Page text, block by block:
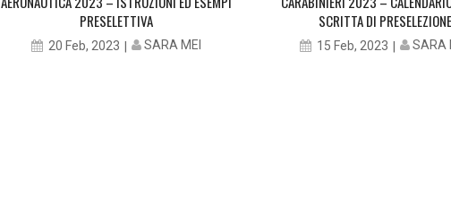
PRESELETTIVA
20 Feb, 2023 SARA MEI
SCRITTA DI PRESELEZIONE
15 Feb, 2023 SARA